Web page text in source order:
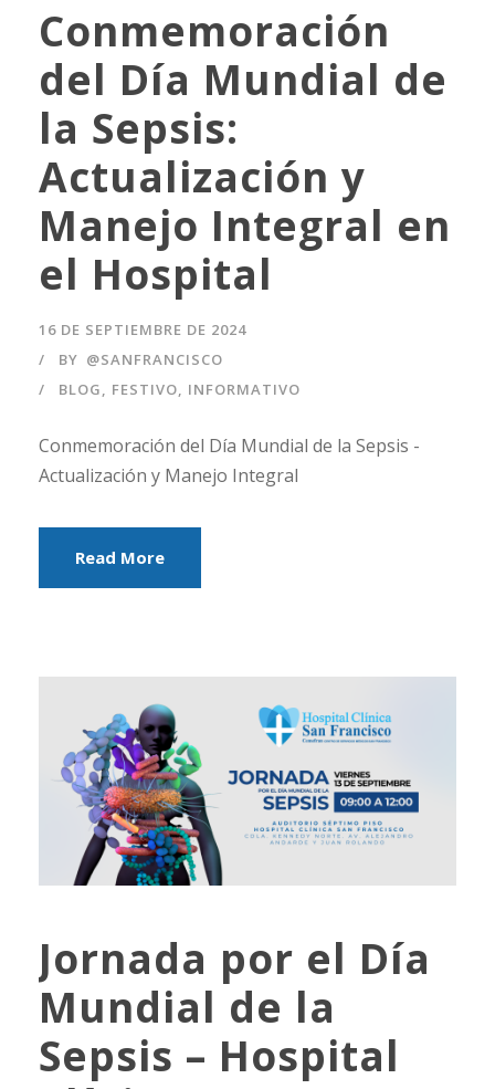
Conmemoración
del Día Mundial de
la Sepsis:
Actualización y
Manejo Integral en
el Hospital
16 DE SEPTIEMBRE DE 2024
BY @SANFRANCISCO
BLOG, FESTIVO, INFORMATIVO
Conmemoración del Día Mundial de la Sepsis -
Actualización y Manejo Integral
Read More
Jornada por el Día
Mundial de la
Sepsis – Hospital